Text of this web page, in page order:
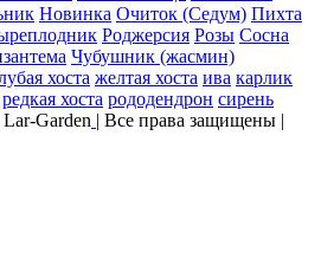
Новинка Очиток (Седум) Пихта
Роджерсия Розы Сосна
Чубушник (жасмин)
хоста желтая хоста ива карлик
редкая хоста рододендрон сирень
Lar-Garden | Все права защищены |